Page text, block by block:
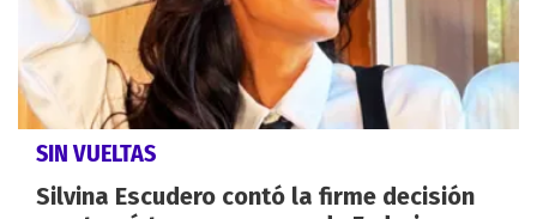
SIN VUELTAS
Silvina Escudero contó la firme decisión